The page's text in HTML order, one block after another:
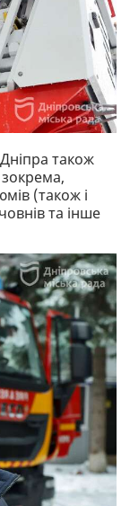
також
(також і
та інше